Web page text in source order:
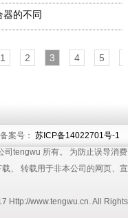
的不同
1 2 3 4 5
案号： 苏ICP备14022701号-1
司tengwu 所有。 为防止误导消费
、 转载用于非本公司的网页、宣
Http://www.tengwu.cn. All Rights